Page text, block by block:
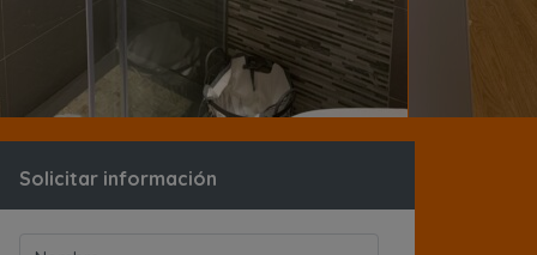
Solicitar información